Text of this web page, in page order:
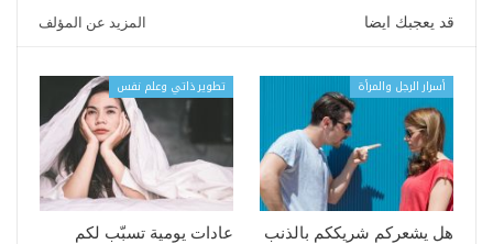
قد يعجبك ايضا المزيد عن المؤلف
أسرار الرجل والمرأة
هل يشعركم شريككم بالذنب
تطوير ذاتي وعلم نفس
عادات يومية تسبّب لكم